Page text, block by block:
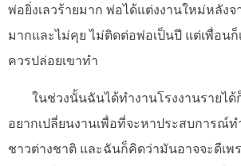
พ่อยิ่งเลวร้ายมาก พ่อได้แต่งงานใหม่หลั
มากและไม่คุย ไม่ติดต่อพ่อเป็นปี แต่เพื่อน
ควรปล่อยเขาทำ
ในช่วงนั้นฉันได้ทำงานโรงงานรายไ
อยากเปลี่ยนงานเพื่อที่จะหาประสบการ
ชาวต่างชาติ และฉันก็คิดว่ามันอาจจะดีเ